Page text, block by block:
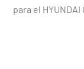
para el